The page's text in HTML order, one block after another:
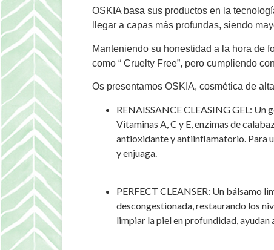
OSKIA basa sus productos en la
llegar a capas más profundas, siendo
Manteniendo su honestidad a la hora de
como “ Cruelty Free”, pero cumpliendo
Os presentamos OSKIA, cosmética de
RENAISSANCE CLEASING GEL: Un
Vitaminas A, C y E, enzimas de
antioxidante y antiinflamatorio. Para
y enjuaga.
PERFECT CLEANSER: Un bálsamo
descongestionada, restaurando los
limpiar la piel en profundidad,